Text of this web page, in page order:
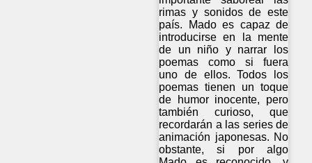
rimas y sonidos de este
país. Mado es capaz de
introducirse en la mente
de un niño y narrar los
poemas como si fuera
uno de ellos. Todos los
poemas tienen un toque
de humor inocente, pero
también curioso, que
recordarán a las series de
animación japonesas. No
obstante, si por algo